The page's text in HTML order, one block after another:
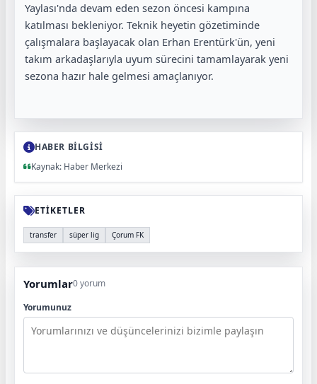
Yaylası'nda devam eden sezon öncesi kampına
katılması bekleniyor. Teknik heyetin gözetiminde
çalışmalara başlayacak olan Erhan Erentürk'ün, yeni
takım arkadaşlarıyla uyum sürecini tamamlayarak yeni
sezona hazır hale gelmesi amaçlanıyor.
HABER BİLGİSİ
Kaynak: Haber Merkezi
ETİKETLER
transfer süper lig Çorum FK
Yorumlar0 yorum
Yorumunuz